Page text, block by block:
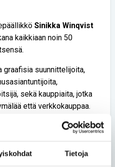
Tietoja
Sinikka Winqvist
kaikkiaan noin 50
graafisia suunnittelijoita,
sekä kauppiaita, jotka
että verkkokauppaa.
ovat sairastuneet johonkin
Winqvist